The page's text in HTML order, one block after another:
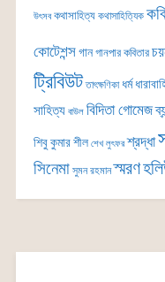
উৎসব কথাসাহিত্য কথাসাহিত্যিক
কোটেশন্সগান গানপার কবিতার
ট্রিবিউট তাৎক্ষণিকা ধর্ম
সাহিত্য বাউল বিদিতা গোমেজ
শিবু কুমার শীল শেখ লুৎফর শ্রদ্ধা
সিনেমা সুমন রহমান স্মরণ